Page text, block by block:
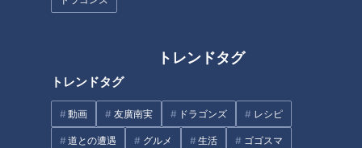
トレンドタグ
トレンドタグ
動画 友廣南実 ドラゴンズ レシピ
道との遭遇 グルメ 生活 ゴゴスマ
がつけられたそう。二車線ある坂では、23区内で一番急と道
マニアは言います。